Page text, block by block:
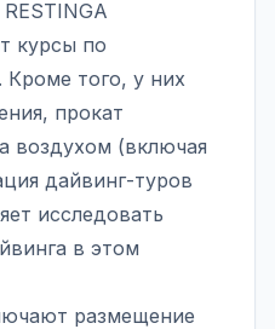
курсы по
того, у них
прокат
воздухом (включая
дайвинг-туров
исследовать
в этом
размещение